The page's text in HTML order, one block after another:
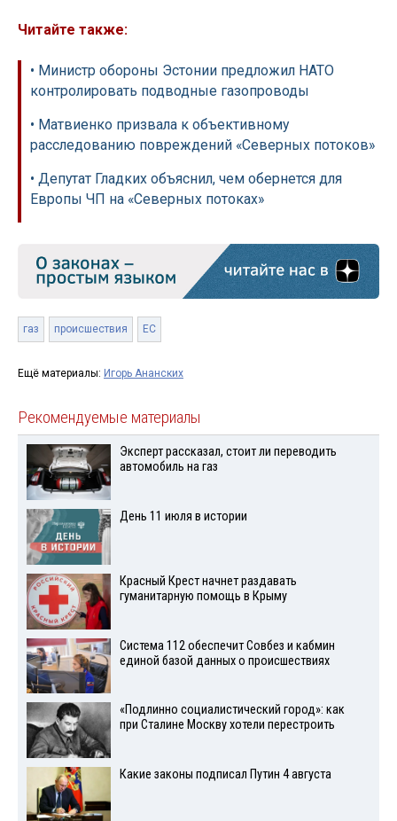
Читайте также:
• Министр обороны Эстонии предложил НАТО
контролировать подводные газопроводы
• Матвиенко призвала к объективному
расследованию повреждений «Северных потоков»
• Депутат Гладких объяснил, чем обернется для
Европы ЧП на «Северных потоках»
газ происшествия ЕС
Ещё материалы: Игорь Ананских
Рекомендуемые материалы
Эксперт рассказал, стоит ли переводить
автомобиль на газ
День 11 июля в истории
Красный Крест начнет раздавать
гуманитарную помощь в Крыму
Система 112 обеспечит Совбез и кабмин
единой базой данных о происшествиях
«Подлинно социалистический город»: как
при Сталине Москву хотели перестроить
Какие законы подписал Путин 4 августа